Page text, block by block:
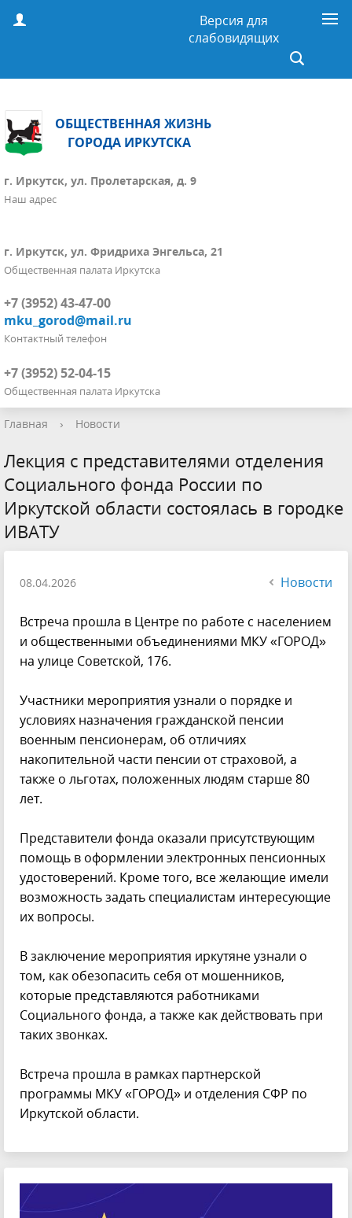
Версия для
слабовидящих
ОБЩЕСТВЕННАЯ ЖИЗНЬ
ГОРОДА ИРКУТСКА
г. Иркутск, ул. Пролетарская, д. 9
Наш адрес
г. Иркутск, ул. Фридриха Энгельса, 21
Общественная палата Иркутска
+7 (3952) 43-47-00
mku_gorod@mail.ru
Контактный телефон
+7 (3952) 52-04-15
Общественная палата Иркутска
Главная › Новости
Лекция с представителями отделения
Социального фонда России по
Иркутской области состоялась в городке
ИВАТУ
08.04.2026 Новости
Встреча прошла в Центре по работе с населением
и общественными объединениями МКУ «ГОРОД»
на улице Советской, 176.
Участники мероприятия узнали о порядке и
условиях назначения гражданской пенсии
военным пенсионерам, об отличиях
накопительной части пенсии от страховой, а
также о льготах, положенных людям старше 80
лет.
Представители фонда оказали присутствующим
помощь в оформлении электронных пенсионных
удостоверений. Кроме того, все желающие имели
возможность задать специалистам интересующие
их вопросы.
В заключение мероприятия иркутяне узнали о
том, как обезопасить себя от мошенников,
которые представляются работниками
Социального фонда, а также как действовать при
таких звонках.
Встреча прошла в рамках партнерской
программы МКУ «ГОРОД» и отделения СФР по
Иркутской области.